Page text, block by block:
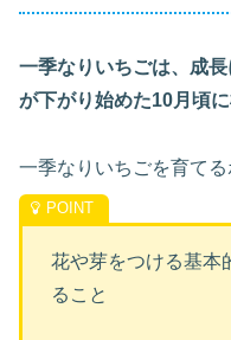
一季なりいちごは、成
が下がり始めた10月頃に
一季なりいちごを育て
花や芽をつける基本
ること